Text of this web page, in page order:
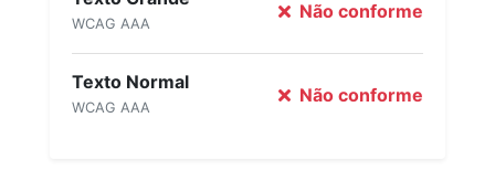
WCAG AAA
Não conforme
Texto Normal
WCAG AAA
Não conforme